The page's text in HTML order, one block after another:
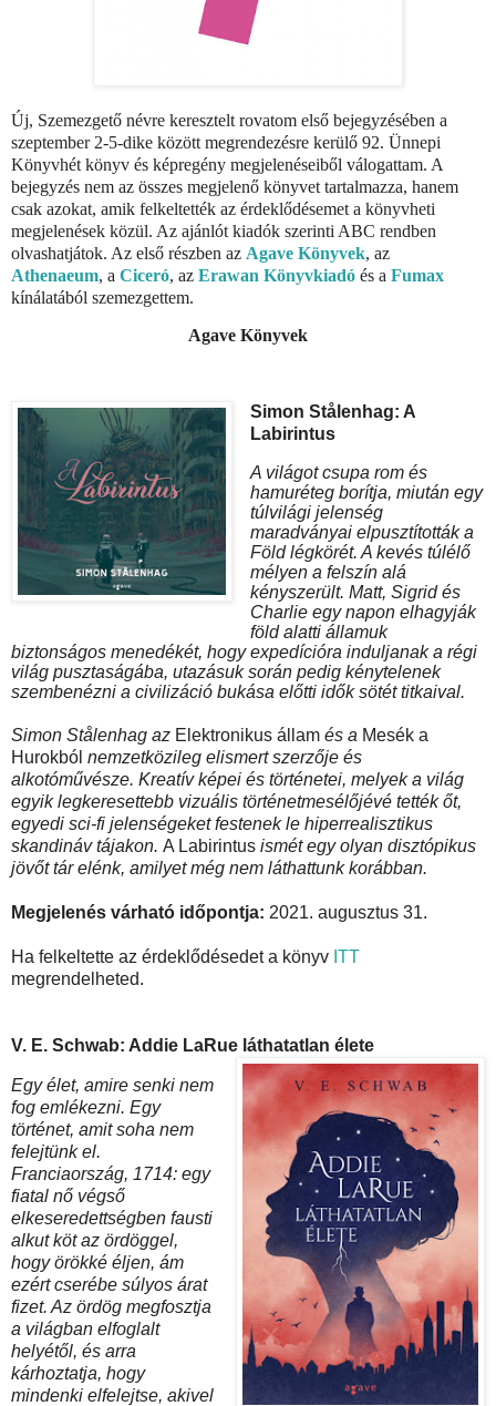
Új, Szemezgető névre keresztelt rovatom első bejegyzésében a
szeptember 2-5-dike között megrendezésre kerülő 92. Ünnepi
Könyvhét könyv és képregény megjelenéseiből válogattam. A
bejegyzés nem az összes megjelenő könyvet tartalmazza, hanem
csak azokat, amik felkeltették az érdeklődésemet a könyvheti
megjelenések közül. Az ajánlót kiadók szerinti ABC rendben
olvashatjátok. Az első részben az Agave Könyvek, az
Athenaeum, a Ciceró, az Erawan Könyvkiadó és a Fumax
kínálatából szemezgettem.
Agave Könyvek
Simon Stålenhag: A
Labirintus
A világot csupa rom és
hamuréteg borítja, miután egy
túlvilági jelenség
maradványai elpusztították a
Föld légkörét. A kevés túlélő
mélyen a felszín alá
kényszerült. Matt, Sigrid és
Charlie egy napon elhagyják
föld alatti államuk
biztonságos menedékét, hogy expedícióra induljanak a régi
világ pusztaságába, utazásuk során pedig kénytelenek
szembenézni a civilizáció bukása előtti idők sötét titkaival.
Simon Stålenhag az Elektronikus állam és a Mesék a
Hurokból nemzetközileg elismert szerzője és
alkotóművésze. Kreatív képei és történetei, melyek a világ
egyik legkeresettebb vizuális történetmesélőjévé tették őt,
egyedi sci-fi jelenségeket festenek le hiperrealisztikus
skandináv tájakon. A Labirintus ismét egy olyan disztópikus
jövőt tár elénk, amilyet még nem láthattunk korábban.
Megjelenés várható időpontja: 2021. augusztus 31.
Ha felkeltette az érdeklődésedet a könyv ITT
megrendelheted.
V. E. Schwab: Addie LaRue láthatatlan élete
Egy ​élet, amire senki nem
fog emlékezni. Egy
történet, amit soha nem
felejtünk el.
Franciaország, 1714: egy
fiatal nő végső
elkeseredettségben fausti
alkut köt az ördöggel,
hogy örökké éljen, ám
ezért cserébe súlyos árat
fizet. Az ördög megfosztja
a világban elfoglalt
helyétől, és arra
kárhoztatja, hogy
mindenki elfelejtse, akivel